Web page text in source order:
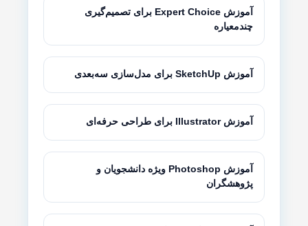
آموزش Expert Choice برای تصمیم‌گیری
چندمعیاره
آموزش SketchUp برای مدل‌سازی سه‌بعدی
آموزش Illustrator برای طراحی حرفه‌ای
آموزش Photoshop ویژه دانشجویان و
پژوهشگران